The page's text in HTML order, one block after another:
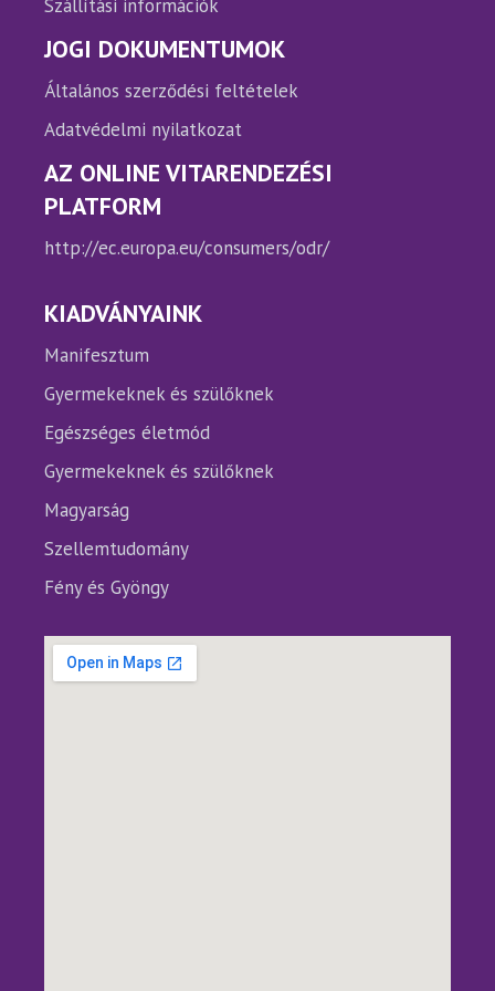
Szállítási információk
JOGI DOKUMENTUMOK
Általános szerződési feltételek
Adatvédelmi nyilatkozat
AZ ONLINE VITARENDEZÉSI
PLATFORM
http://ec.europa.eu/consumers/odr/
KIADVÁNYAINK
Manifesztum
Gyermekeknek és szülőknek
Egészséges életmód
Gyermekeknek és szülőknek
Magyarság
Szellemtudomány
Fény és Gyöngy